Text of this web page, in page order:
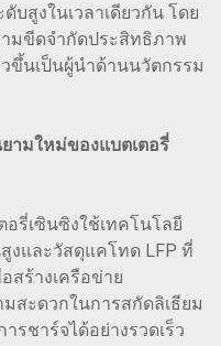
สูงในเวลาเดียวกัน โดย
ามขีดจำกัดประสิทธิภาพ
ขึ้นเป็นผู้นำด้านนวัตกรรม
ามใหม่ของแบตเตอรี่
อรี่เซินซิงใช้เทคโนโลยี
งและวัสดุแคโทด LFP ที่
สร้างเครือข่าย
สะดวกในการสกัดลิเธียม
ชาร์จได้อย่างรวดเร็ว